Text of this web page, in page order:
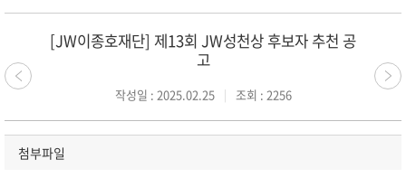
[JW이종호재단] 제13회 JW성천상 후보자 추천 공
고
작성일 : 2025.02.25 조회 : 2256
첨부파일